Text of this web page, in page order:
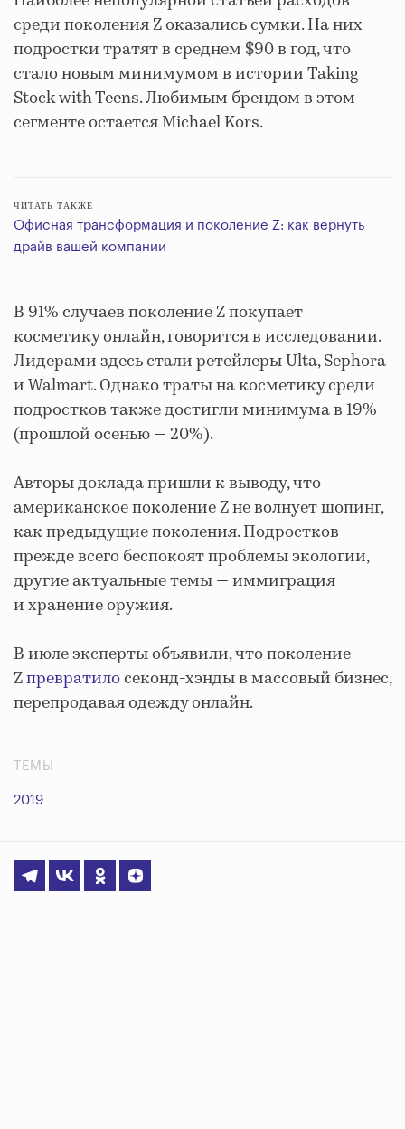
среди поколения Z оказались сумки. На них
подростки тратят в среднем $90 в год, что
стало новым минимумом в истории Taking
Stock with Teens. Любимым брендом в этом
сегменте остается Michael Kors.
ЧИТАТЬ ТАКЖЕ
Офисная трансформация и поколение Z: как вернуть
драйв вашей компании
В 91% случаев поколение Z покупает
косметику онлайн, говорится в исследовании.
Лидерами здесь стали ретейлеры Ulta, Sephora
и Walmart. Однако траты на косметику среди
подростков также достигли минимума в 19%
(прошлой осенью — 20%).
Авторы доклада пришли к выводу, что
американское поколение Z не волнует шопинг,
как предыдущие поколения. Подростков
прежде всего беспокоят проблемы экологии,
другие актуальные темы — иммиграция
и хранение оружия.
В июле эксперты объявили, что поколение
Zпревратилосеконд-хэнды в массовый бизнес,
перепродавая одежду онлайн.
ТЕМЫ
2019